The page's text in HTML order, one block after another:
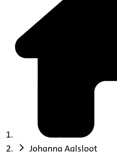
Johanna Aalsloot